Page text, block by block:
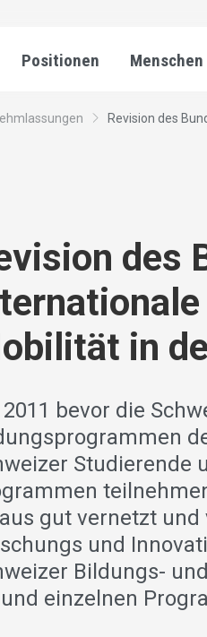
Positionen Menschen
Revision des
des
in
2011 bevor die
Studierende
gut vernetzt
und
Bildungs-
und einzelnen